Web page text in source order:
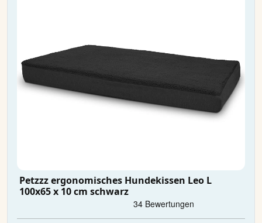
Petzzz ergonomisches Hundekissen Leo L
100x65 x 10 cm schwarz